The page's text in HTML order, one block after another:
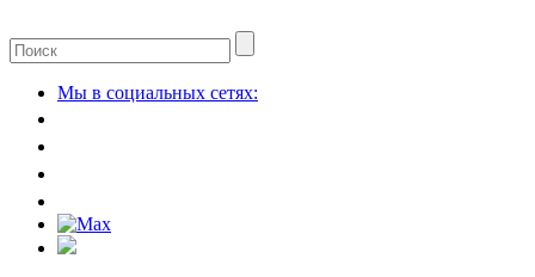
Мы в социальных сетях: